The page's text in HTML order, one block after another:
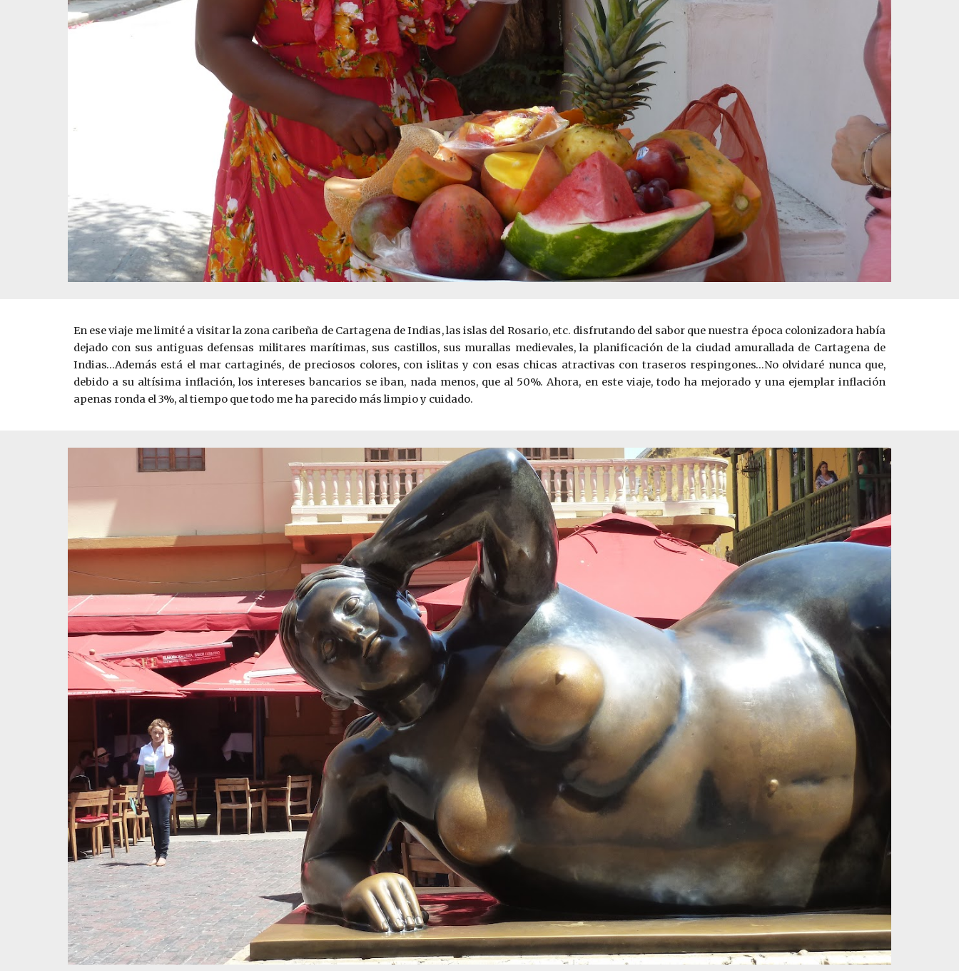
En ese viaje me limité a visitar la zona caribeña de Cartagena de Indias, las islas del Rosario, etc. disfrutando del sabor que nuestra época colonizadora había
dejado con sus antiguas defensas militares marítimas, sus castillos, sus murallas medievales, la planificación de la ciudad amurallada de Cartagena de
Indias…Además está el mar cartaginés, de preciosos colores, con islitas y con esas chicas atractivas con traseros respingones…No olvidaré nunca que,
debido a su altísima inflación, los intereses bancarios se iban, nada menos, que al 50%. Ahora, en este viaje, todo ha mejorado y una ejemplar inflación
apenas ronda el 3%, al tiempo que todo me ha parecido más limpio y cuidado.